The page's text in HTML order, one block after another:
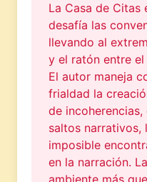
La Casa de Citas
desafía las
llevando al
y el ratón entre
El autor maneja
frialdad la
de
saltos narrativos,
imposible
en la narración.